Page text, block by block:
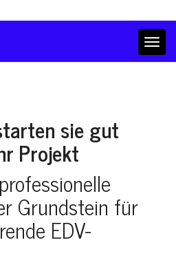
T
o
sie gut
Projekt
Grundstein für
EDV-